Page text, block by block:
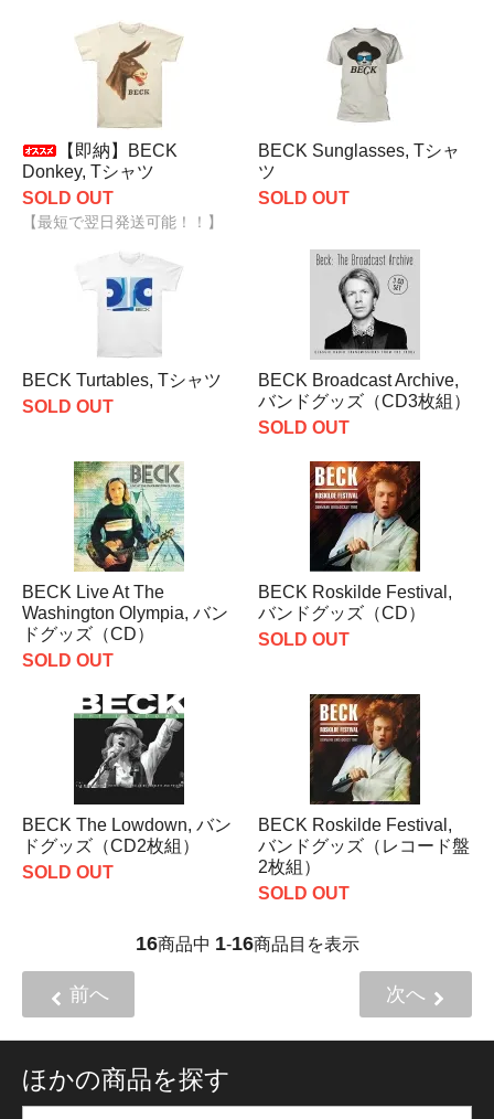
【即納】BECK
Donkey, Tシャツ
SOLD OUT
【最短で翌日発送可能！！】
BECK Sunglasses, Tシャ
ツ
SOLD OUT
BECK Turtables, Tシャツ
SOLD OUT
BECK Broadcast Archive,
バンドグッズ（CD3枚組）
SOLD OUT
BECK Live At The
Washington Olympia, バン
ドグッズ（CD）
SOLD OUT
BECK Roskilde Festival,
バンドグッズ（CD）
SOLD OUT
BECK The Lowdown, バン
ドグッズ（CD2枚組）
SOLD OUT
BECK Roskilde Festival,
バンドグッズ（レコード盤
2枚組）
SOLD OUT
16商品中 1-16商品目を表示
前へ 次へ
ほかの商品を探す